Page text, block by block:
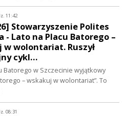
11:42
Stowarzyszenie Polites
- Lato na Placu Batorego –
wolontariat. Ruszył
cykl…
Batorego w Szczecinie wyjątkowy
– wskakuj w wolontariat”. To
08:31